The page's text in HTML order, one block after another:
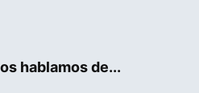
hablamos de...